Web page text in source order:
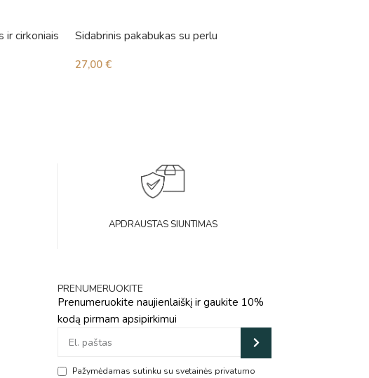
ir cirkoniais Sidabrinis pakabukas su perlu
27,00 €
APDRAUSTAS SIUNTIMAS
PRENUMERUOKITE
Prenumeruokite naujienlaiškį ir gaukite 10%
kodą pirmam apsipirkimui
Pažymėdamas sutinku su svetainės privatumo